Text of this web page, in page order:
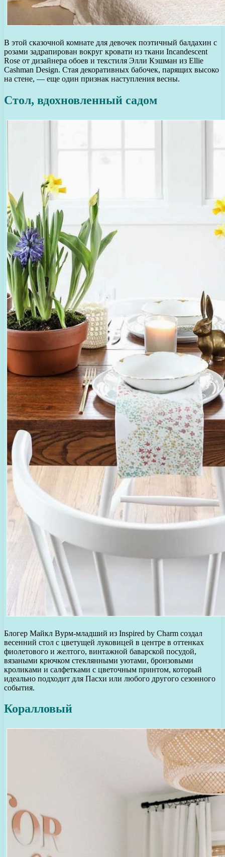
В этой сказочной комнате для девочек поэтичный балдахин с
розами задрапирован вокруг кровати из ткани Incandescent
Rose от дизайнера обоев и текстиля Элли Кэшман из Ellie
Cashman Design. Стая декоративных бабочек, парящих высоко
на стене, — еще один признак наступления весны.
Стол, вдохновленный садом
Блогер Майкл Вурм-младший из Inspired by Charm создал
весенний стол с цветущей луковицей в центре в оттенках
фиолетового и желтого, винтажной баварской посудой,
вязаными крючком стеклянными уютами, бронзовыми
кроликами и салфетками с цветочным принтом, который
идеально подходит для Пасхи или любого другого сезонного
события.
Коралловый